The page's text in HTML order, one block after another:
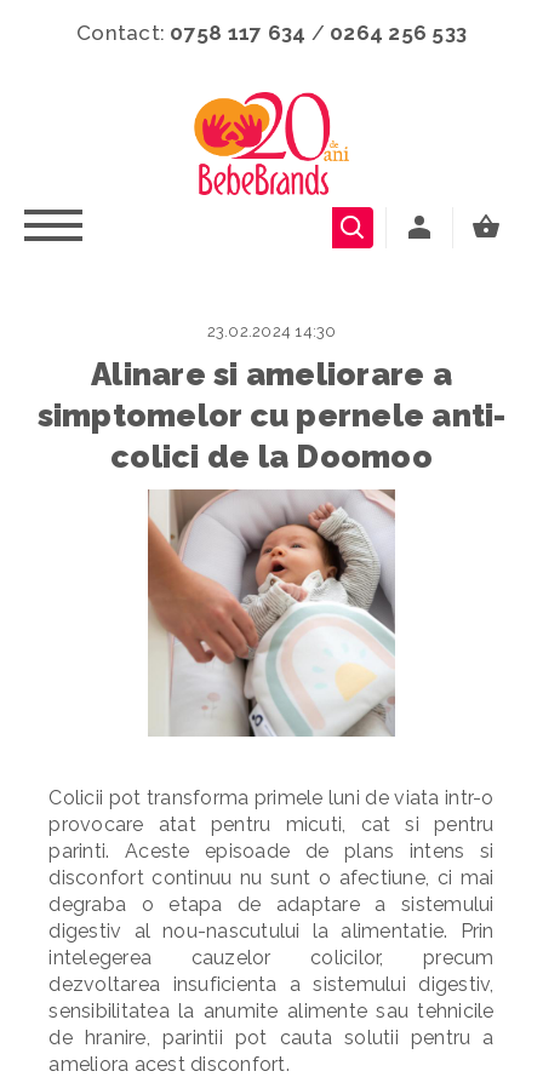
Contact: 0758 117 634 / 0264 256 533
Alinare si ameliorare a
simptomelor cu pernele anti-
colici de la Doomoo
23.02.2024 14:30
Colicii pot transforma primele luni de viata intr-o
provocare atat pentru micuti, cat si pentru
parinti. Aceste episoade de plans intens si
disconfort continuu nu sunt o afectiune, ci mai
degraba o etapa de adaptare a sistemului
digestiv al nou-nascutului la alimentatie. Prin
intelegerea cauzelor colicilor, precum
dezvoltarea insuficienta a sistemului digestiv,
sensibilitatea la anumite alimente sau tehnicile
de hranire, parintii pot cauta solutii pentru a
ameliora acest disconfort.